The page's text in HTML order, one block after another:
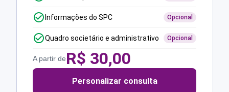
Informações do SPC Opcional
Quadro societário e administrativo Opcional
A partir deR$ 30,00
Personalizar consulta